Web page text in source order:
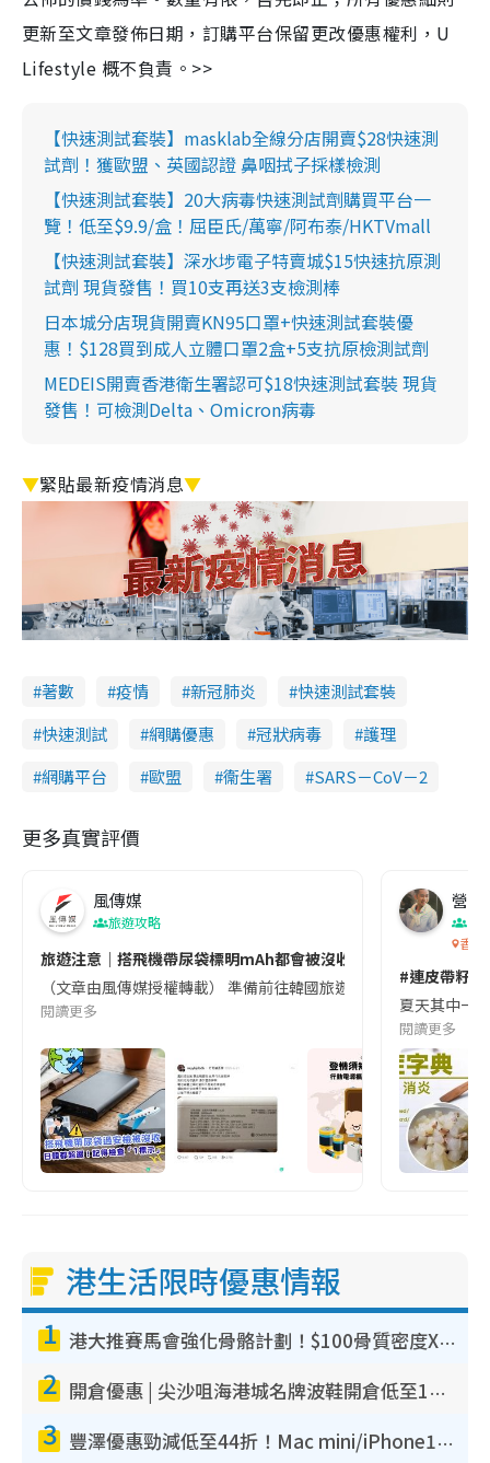
更新至文章發佈日期，訂購平台保留更改優惠權利，U
Lifestyle 概不負責。>>
【快速測試套裝】masklab全線分店開賣$28快速測
試劑！獲歐盟、英國認證 鼻咽拭子採樣檢測
【快速測試套裝】20大病毒快速測試劑購買平台一
覽！低至$9.9/盒！屈臣氏/萬寧/阿布泰/HKTVmall
【快速測試套裝】深水埗電子特賣城$15快速抗原測
試劑 現貨發售！買10支再送3支檢測棒
日本城分店現貨開賣KN95口罩+快速測試套裝優
惠！$128買到成人立體口罩2盒+5支抗原檢測試劑
MEDEIS開賣香港衛生署認可$18快速測試套裝 現貨
發售！可檢測Delta、Omicron病毒
▼緊貼最新疫情消息▼
著數 疫情 新冠肺炎
快速測試套裝
快速測試
網購優惠 冠狀病毒
護理
網購平台
歐盟 衞生署 SARS－CoV－2
更多真實評價
風傳媒
旅遊攻略
旅遊注意｜搭飛機帶尿袋標明mAh都會被沒收😱出發前切記檢查
（文章由風傳媒授權轉載） 準備前往韓國旅遊的民眾，近期要
閱讀更多
營養
香港
#連皮帶籽
夏天其中一
閱讀更多
港生活限時優惠情報
1 港大推賽馬會強化骨骼計劃！$100骨質密度X光檢查 完成免費運動訓練送超市禮券！附參加資格
2 開倉優惠 | 尖沙咀海港城名牌波鞋開倉低至1折！On鞋$899起／Joy&Peace鞋履$98起
3 豐澤優惠勁減低至44折！Mac mini/iPhone17Pro大減價！廚房家電$220起